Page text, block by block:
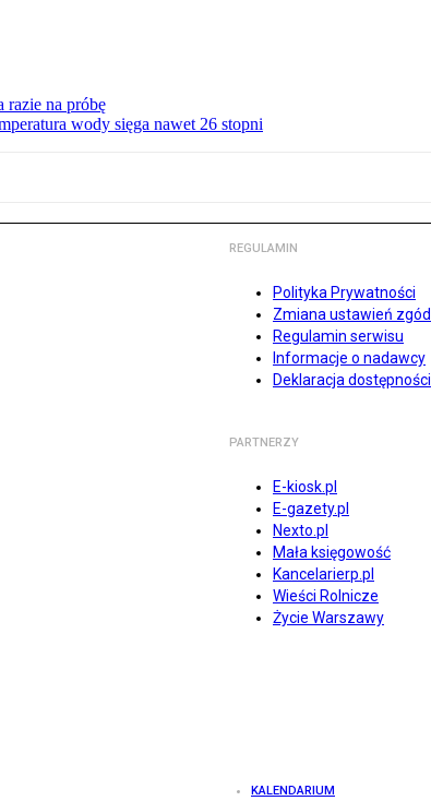
razie na próbę
wody sięga nawet 26 stopni
REGULAMIN
Polityka Prywatności
Zmiana ustawień zgód
Regulamin serwisu
Informacje o nadawcy
Deklaracja dostępności
PARTNERZY
E-kiosk.pl
E-gazety.pl
Nexto.pl
Mała księgowość
Kancelarierp.pl
Wieści Rolnicze
Życie Warszawy
KALENDARIUM